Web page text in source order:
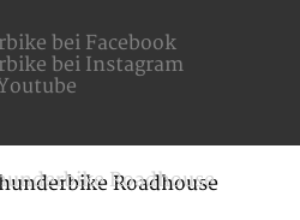
Roadhouse